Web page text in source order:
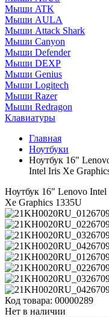
Мыши ATK
Мыши AULA
Мыши Attack Shark
Мыши Canyon
Мыши Defender
Мыши DEXP
Мыши Genius
Мыши Logitech
Мыши Razer
Мыши Redragon
Клавиатуры
Главная
Ноутбуки
Ноутбук 16"
Intel Iris Xe
Ноутбук 16" Lenovo
Xe Graphics 1335U
Код товара: 00000289
Нет в наличии